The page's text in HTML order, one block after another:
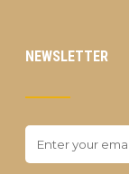
NEWSLETTER